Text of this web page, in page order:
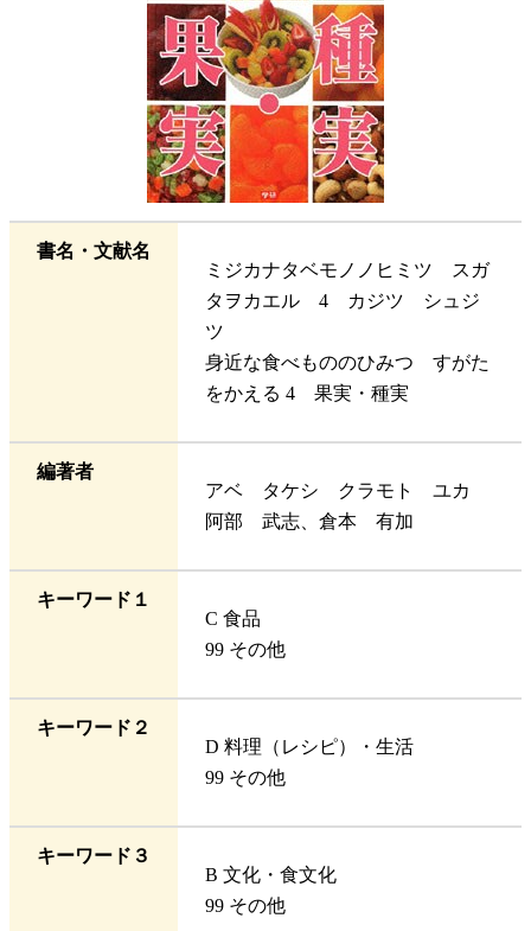
書名・文献名
ミジカナタベモノノヒミツ スガ
タヲカエル 4 カジツ シュジ
ツ
身近な食べもののひみつ すがた
をかえる 4 果実・種実
編著者
アベ タケシ クラモト ユカ
阿部 武志、倉本 有加
キーワード１
C 食品
99 その他
キーワード２
D 料理（レシピ）・生活
99 その他
キーワード３
B 文化・食文化
99 その他